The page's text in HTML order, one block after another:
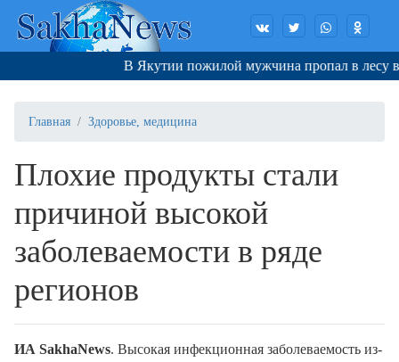
В Якутии пожилой мужчина пропал в лесу во
Главная Здоровье, медицина
Плохие продукты стали
причиной высокой
заболеваемости в ряде
регионов
ИА SakhaNews. Высокая инфекционная заболеваемость из-